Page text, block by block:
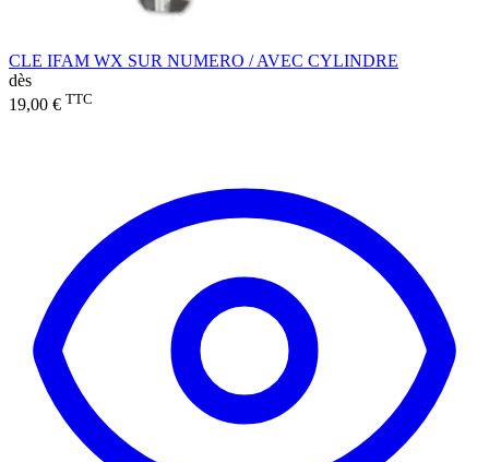
CLE IFAM WX SUR NUMERO / AVEC CYLINDRE
dès
19,00 € TTC